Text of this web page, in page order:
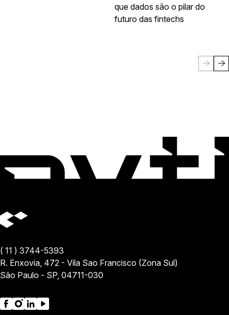
que dados são o pilar do
futuro das fintechs
( 11 ) 3744-5393
R. Enxovia, 472 - Vila Sao Francisco (Zona Sul)
São Paulo - SP, 04711-030